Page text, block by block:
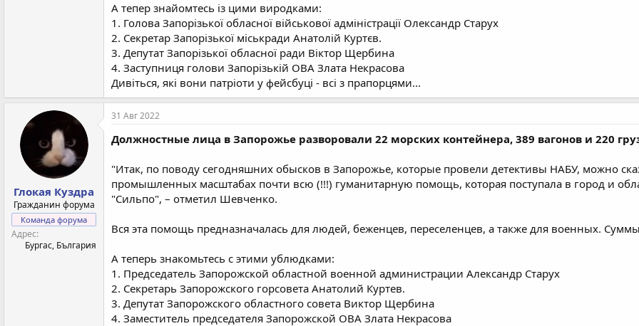
А тепер знайомтесь із цими виродками:
1. Голова Запорізької обласної військової адміністрації Олександр Старух
2. Секретар Запорізької міськради Анатолій Куртєв.
3. Депутат Запорізької обласної ради Віктор Щербина
4. Заступниця голови Запорізькій ОВА Злата Некрасова
Дивіться, які вони патріоти у фейсбуці - всі з прапорцями...
Глокая Куздра
Гражданин форума
Команда форума
Адрес
Бургас, България
31 Авг 2022
Должностные лица в Запорожье разворовали 22 морских контейнера, 389 вагонов и 220
"Итак, по поводу сегодняшних обысков в Запорожье, которые провели детективы НАБУ, можно
промышленных масштабах почти всю (!!!) гуманитарную помощь, которая поступала в город и
"Сильпо", – отметил Шевченко.
Вся эта помощь предназначалась для людей, беженцев, переселенцев, а также для военных.
А теперь знакомьтесь с этими ублюдками:
1. Председатель Запорожской областной военной администрации Александр Старух
2. Секретарь Запорожского горсовета Анатолий Куртев.
3. Депутат Запорожского областного совета Виктор Щербина
4. Заместитель председателя Запорожской ОВА Злата Некрасова